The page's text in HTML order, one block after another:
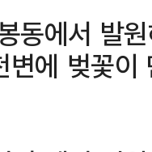
동에서 발
에 벚꽃